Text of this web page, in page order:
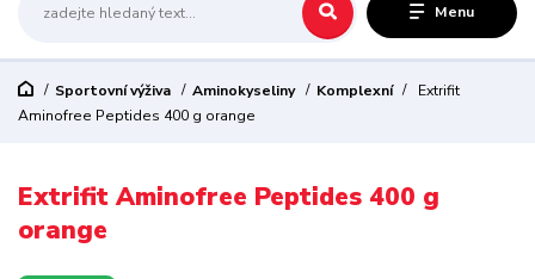
Menu
Sportovní výživa Aminokyseliny Komplexní
Extrifit
Aminofree Peptides 400 g orange
Extrifit Aminofree Peptides 400 g
orange